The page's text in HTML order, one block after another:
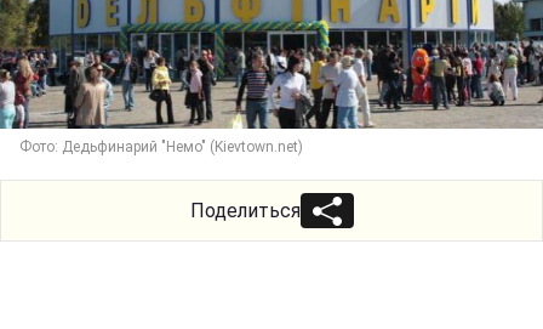
Фото: Дедьфинарий "Немо" (Kievtown.net)
Поделиться